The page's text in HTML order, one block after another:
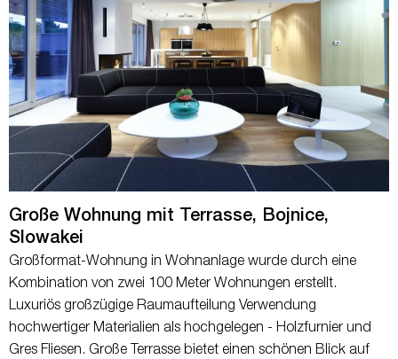
Große Wohnung mit Terrasse, Bojnice,
Slowakei
Großformat-Wohnung in Wohnanlage wurde durch eine
Kombination von zwei 100 Meter Wohnungen erstellt.
Luxuriös großzügige Raumaufteilung Verwendung
hochwertiger Materialien als hochgelegen - Holzfurnier und
Gres Fliesen. Große Terrasse bietet einen schönen Blick auf